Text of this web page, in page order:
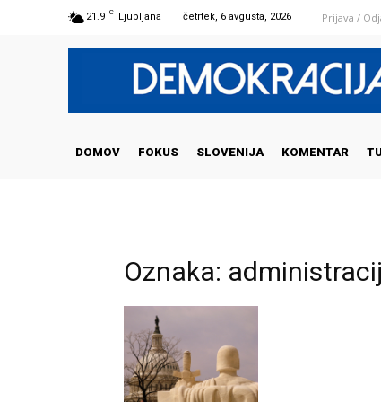
21.9 C Ljubljana četrtek, 6 avgusta, 2026 Prijava /
DOMOV FOKUS SLOVENIJA KOMENTAR
Oznaka: